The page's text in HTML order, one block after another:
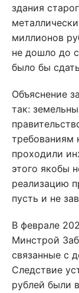
здания
миллионов
не дошло до
было бы
Объяснение
так:
требованиям
проходили
этого якобы
реализацию
пусть и не
В феврале
Минстрой
связанные с
Следствие
рублей были